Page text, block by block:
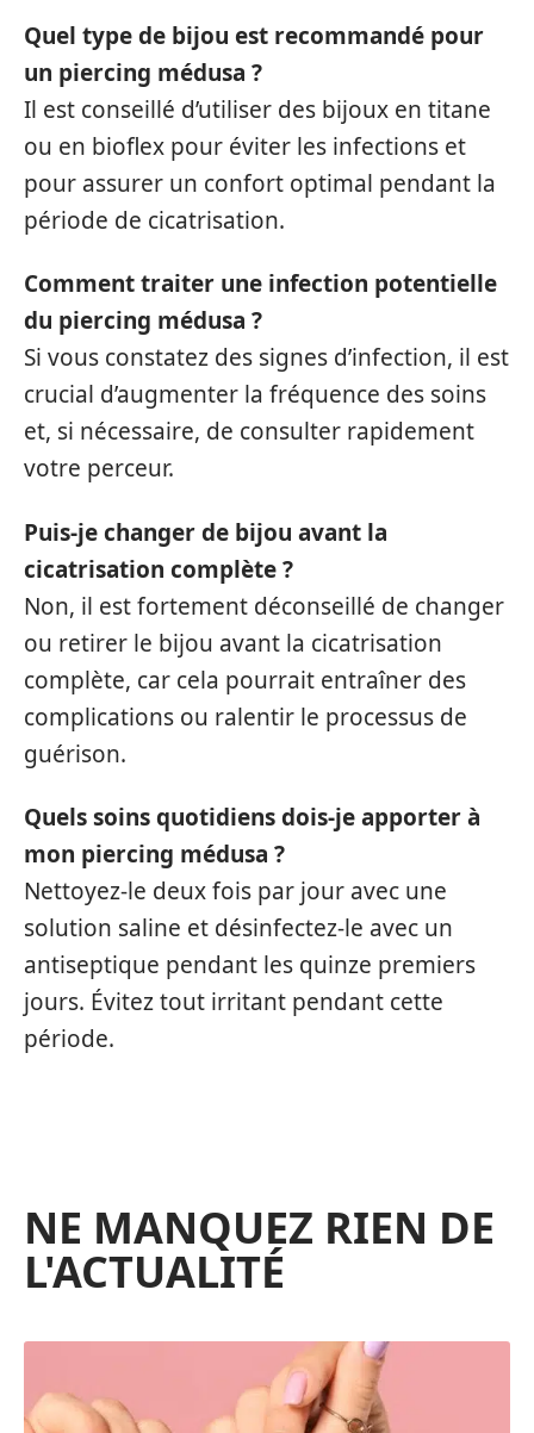
Quel type de bijou est recommandé pour
un piercing médusa ?
Il est conseillé d’utiliser des bijoux en titane
ou en bioflex pour éviter les infections et
pour assurer un confort optimal pendant la
période de cicatrisation.
Comment traiter une infection potentielle
du piercing médusa ?
Si vous constatez des signes d’infection, il est
crucial d’augmenter la fréquence des soins
et, si nécessaire, de consulter rapidement
votre perceur.
Puis-je changer de bijou avant la
cicatrisation complète ?
Non, il est fortement déconseillé de changer
ou retirer le bijou avant la cicatrisation
complète, car cela pourrait entraîner des
complications ou ralentir le processus de
guérison.
Quels soins quotidiens dois-je apporter à
mon piercing médusa ?
Nettoyez-le deux fois par jour avec une
solution saline et désinfectez-le avec un
antiseptique pendant les quinze premiers
jours. Évitez tout irritant pendant cette
période.
NE MANQUEZ RIEN DE
L'ACTUALITÉ